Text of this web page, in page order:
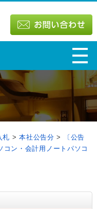
札 >本社公告分 >
〔公告
コン・会計用ノートパソコ